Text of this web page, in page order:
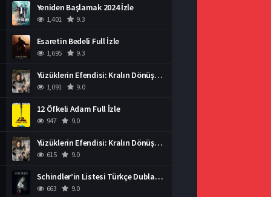
Yeniden Başlamak 2024 İzle
1,401 9.3
Esaretin Bedeli Full İzle
1,695 9.3
Yüzüklerin Efendisi: Kralın Dönüşü İzle
1,091 9.0
12 Öfkeli Adam Full İzle
947 9.0
Yüzüklerin Efendisi: Kralın Dönüşü İzle
615 9.0
Schindler’in Listesi Türkçe Dublaj İzle
663 9.0